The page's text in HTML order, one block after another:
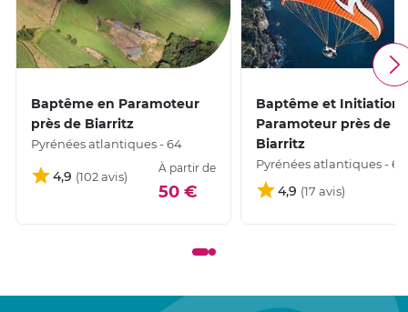
Baptême en Paramoteur
près de Biarritz
Pyrénées atlantiques - 64
4,9
À partir de
50 €
Baptême et Initiation
Paramoteur près de
Biarritz
Pyrénées atlantiques - 64
4,9